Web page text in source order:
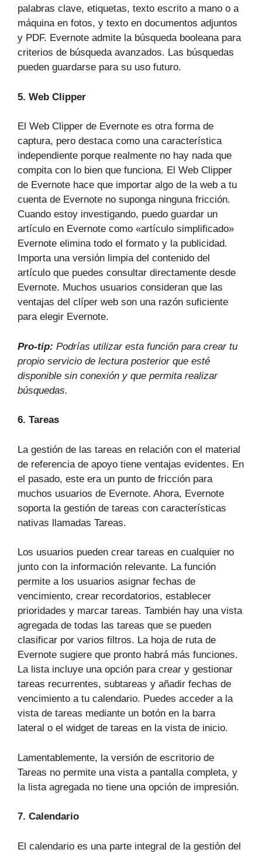
palabras clave, etiquetas, texto escrito a mano o a
máquina en fotos, y texto en documentos adjuntos
y PDF. Evernote admite la búsqueda booleana para
criterios de búsqueda avanzados. Las búsquedas
pueden guardarse para su uso futuro.
5. Web Clipper
El Web Clipper de Evernote es otra forma de
captura, pero destaca como una característica
independiente porque realmente no hay nada que
compita con lo bien que funciona. El Web Clipper
de Evernote hace que importar algo de la web a tu
cuenta de Evernote no suponga ninguna fricción.
Cuando estoy investigando, puedo guardar un
artículo en Evernote como «artículo simplificado»
Evernote elimina todo el formato y la publicidad.
Importa una versión limpia del contenido del
artículo que puedes consultar directamente desde
Evernote. Muchos usuarios consideran que las
ventajas del clíper web son una razón suficiente
para elegir Evernote.
Pro-tip: Podrías utilizar esta función para crear tu
propio servicio de lectura posterior que esté
disponible sin conexión y que permita realizar
búsquedas.
6. Tareas
La gestión de las tareas en relación con el material
de referencia de apoyo tiene ventajas evidentes. En
el pasado, este era un punto de fricción para
muchos usuarios de Evernote. Ahora, Evernote
soporta la gestión de tareas con características
nativas llamadas Tareas.
Los usuarios pueden crear tareas en cualquier no
junto con la información relevante. La función
permite a los usuarios asignar fechas de
vencimiento, crear recordatorios, establecer
prioridades y marcar tareas. También hay una vista
agregada de todas las tareas que se pueden
clasificar por varios filtros. La hoja de ruta de
Evernote sugiere que pronto habrá más funciones.
La lista incluye una opción para crear y gestionar
tareas recurrentes, subtareas y añadir fechas de
vencimiento a tu calendario. Puedes acceder a la
vista de tareas mediante un botón en la barra
lateral o el widget de tareas en la vista de inicio.
Lamentablemente, la versión de escritorio de
Tareas no permite una vista a pantalla completa, y
la lista agregada no tiene una opción de impresión.
7. Calendario
El calendario es una parte integral de la gestión del